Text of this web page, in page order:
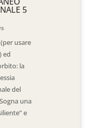
5
usare
ed
la
del
una
e